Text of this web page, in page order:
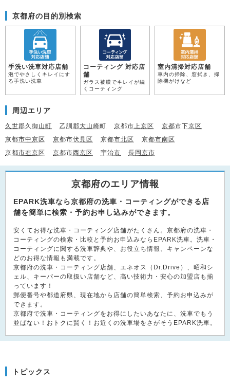
京都府の目的別検索
手洗い洗車対応店舗
泡でやさしくキレイにす
る手洗い洗車
コーティング 対応店
舗
ガラス被膜でキレイが続
くコーティング
室内清掃対応店舗
車内の掃除、窓拭き、掃
除機がけなど
周辺エリア
久世郡久御山町 乙訓郡大山崎町 京都市上京区
京都市下京区
京都市中京区
京都市伏見区 京都市北区
京都市南区
京都市右京区
京都市西京区 宇治市 長岡京市
京都府のエリア情報
EPARK洗車なら京都府の洗車・コーティングができる店
舗を簡単に検索・予約お申し込みができます。
安くてお得な洗車・コーティング店舗がたくさん。京都府の洗車・
コーティングの検索・比較と予約お申込みならEPARK洗車。洗車・
コーティングに関する洗車辞典や、お役立ち情報、キャンペーンな
どのお得な情報も満載です。
京都府の洗車・コーティング店舗、エネオス（Dr.Drive）、昭和シ
ェル、キーパーの取扱い店舗など、高い技術力・安心の加盟店も揃
っています！
郵便番号や都道府県、現在地から店舗の簡単検索、予約お申込みが
できます。
京都府で洗車・コーティングをお得にしたいあなたに、洗車でもう
並ばない！おトクに賢く！お近くの洗車場をさがそうEPARK洗車。
トピックス